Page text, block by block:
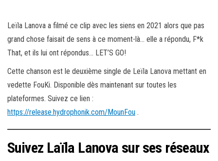
Leïla Lanova a filmé ce clip avec les siens en 2021 alors que pas
grand chose faisait de sens à ce moment-là… elle a répondu, F*k
That, et ils lui ont répondus… LET’S GO!
Cette chanson est le deuxième single de Leïla Lanova mettant en
vedette FouKi. Disponible dès maintenant sur toutes les
plateformes. Suivez ce lien :
https://release.hydrophonik.com/MounFou .
Suivez Laïla Lanova sur ses réseaux